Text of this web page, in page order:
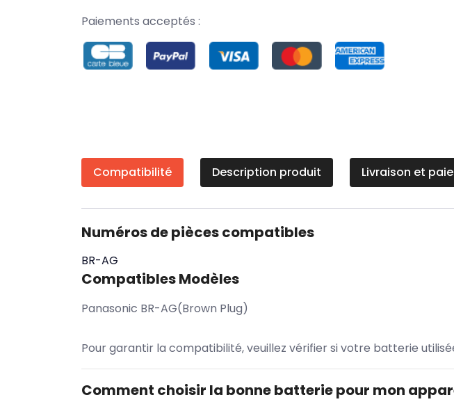
Paiements acceptés :
Compatibilité Description produit Livraison et
Numéros de pièces compatibles
BR-AG
Compatibles Modèles
Panasonic BR-AG(Brown Plug)
Pour garantir la compatibilité, veuillez vérifier si votre batterie
Comment choisir la bonne batterie pour mon